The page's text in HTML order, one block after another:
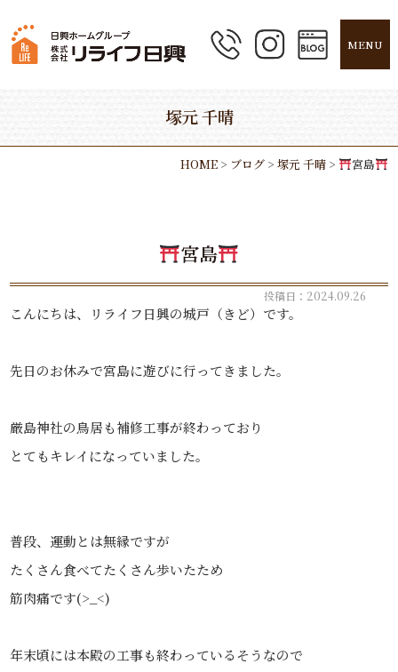
MENU
塚元 千晴
HOME > ブログ >塚元 千晴 > 宮島
宮島
投稿日：2024.09.26
こんにちは、リライフ日興の城戸（きど）です。
先日のお休みで宮島に遊びに行ってきました。
厳島神社の鳥居も補修工事が終わっており
とてもキレイになっていました。
普段、運動とは無縁ですが
たくさん食べてたくさん歩いたため
筋肉痛です(>_<)
年末頃には本殿の工事も終わっているそうなので